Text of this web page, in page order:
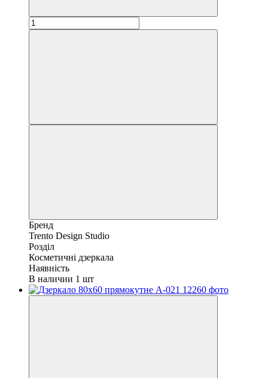
Бренд
Trento Design Studio
Розділ
Косметичні дзеркала
Наявність
В наличии 1 шт